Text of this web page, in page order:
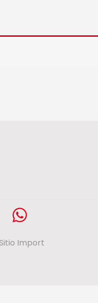
Import